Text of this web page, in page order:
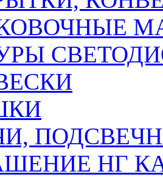
НГ